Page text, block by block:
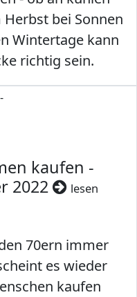
bei Sonnen
Wintertage kann
richtig sein.
kaufen -
2022
lesen
70ern immer
es wieder
kaufen